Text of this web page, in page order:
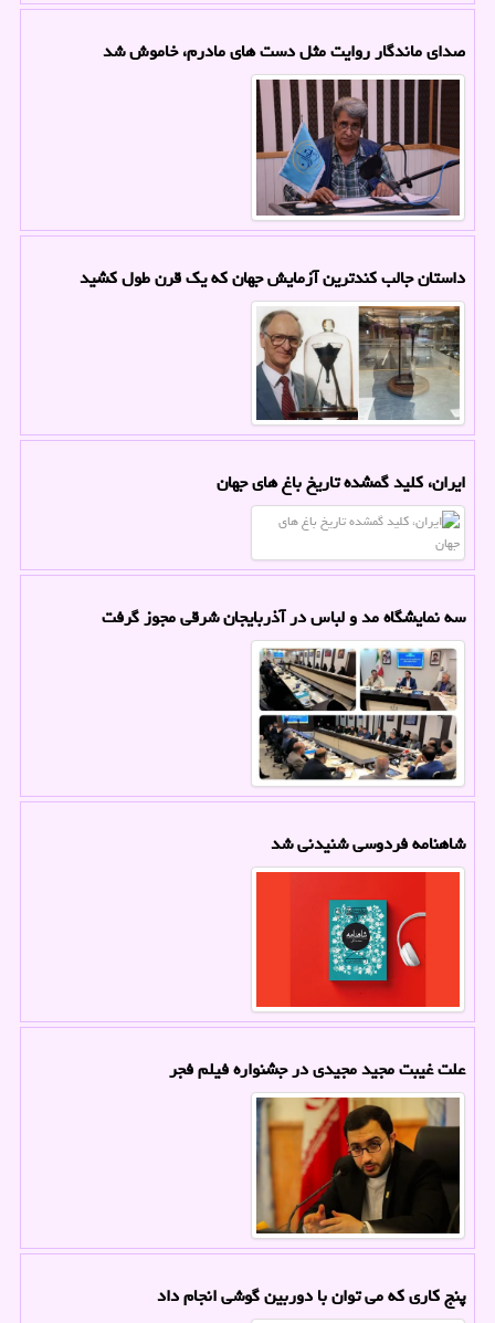
صدای ماندگار روایت مثل دست های مادرم، خاموش شد
داستان جالب کندترین آزمایش جهان که یک قرن طول کشید
ایران، کلید گمشده تاریخ باغ های جهان
سه نمایشگاه مد و لباس در آذربایجان شرقی مجوز گرفت
شاهنامه فردوسی شنیدنی شد
علت غیبت مجید مجیدی در جشنواره فیلم فجر
پنج کاری که می توان با دوربین گوشی انجام داد